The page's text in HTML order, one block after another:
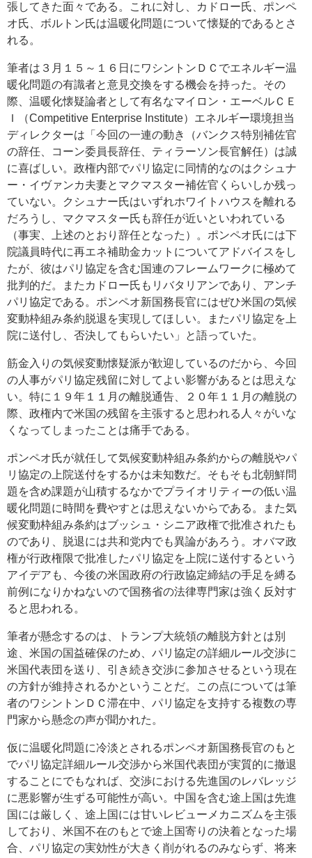
張してきた面々である。これに対し、カドロー氏、ポンペ
オ氏、ボルトン氏は温暖化問題について懐疑的であるとさ
れる。
筆者は３月１５～１６日にワシントンＤＣでエネルギー温
暖化問題の有識者と意見交換をする機会を持った。その
際、温暖化懐疑論者として有名なマイロン・エーベルＣＥ
Ｉ（Competitive Enterprise Institute）エネルギー環境担当
ディレクターは「今回の一連の動き（バンクス特別補佐官
の辞任、コーン委員長辞任、ティラーソン長官解任）は誠
に喜ばしい。政権内部でパリ協定に同情的なのはクシュナ
ー・イヴァンカ夫妻とマクマスター補佐官くらいしか残っ
ていない。クシュナー氏はいずれホワイトハウスを離れる
だろうし、マクマスター氏も辞任が近いといわれている
（事実、上述のとおり辞任となった）。ポンペオ氏には下
院議員時代に再エネ補助金カットについてアドバイスをし
たが、彼はパリ協定を含む国連のフレームワークに極めて
批判的だ。またカドロー氏もリバタリアンであり、アンチ
パリ協定である。ポンペオ新国務長官にはぜひ米国の気候
変動枠組み条約脱退を実現してほしい。またパリ協定を上
院に送付し、否決してもらいたい」と語っていた。
筋金入りの気候変動懐疑派が歓迎しているのだから、今回
の人事がパリ協定残留に対してよい影響があるとは思えな
い。特に１９年１１月の離脱通告、２０年１１月の離脱の
際、政権内で米国の残留を主張すると思われる人々がいな
くなってしまったことは痛手である。
ポンペオ氏が就任して気候変動枠組み条約からの離脱やパ
リ協定の上院送付をするかは未知数だ。そもそも北朝鮮問
題を含め課題が山積するなかでプライオリティーの低い温
暖化問題に時間を費やすとは思えないからである。また気
候変動枠組み条約はブッシュ・シニア政権で批准されたも
のであり、脱退には共和党内でも異論があろう。オバマ政
権が行政権限で批准したパリ協定を上院に送付するという
アイデアも、今後の米国政府の行政協定締結の手足を縛る
前例になりかねないので国務省の法律専門家は強く反対す
ると思われる。
筆者が懸念するのは、トランプ大統領の離脱方針とは別
途、米国の国益確保のため、パリ協定の詳細ルール交渉に
米国代表団を送り、引き続き交渉に参加させるという現在
の方針が維持されるかということだ。この点については筆
者のワシントンＤＣ滞在中、パリ協定を支持する複数の専
門家から懸念の声が聞かれた。
仮に温暖化問題に冷淡とされるポンペオ新国務長官のもと
でパリ協定詳細ルール交渉から米国代表団が実質的に撤退
することにでもなれば、交渉における先進国のレバレッジ
に悪影響が生ずる可能性が高い。中国を含む途上国は先進
国には厳しく、途上国には甘いレビューメカニズムを主張
しており、米国不在のもとで途上国寄りの決着となった場
合、パリ協定の実効性が大きく削がれるのみならず、将来